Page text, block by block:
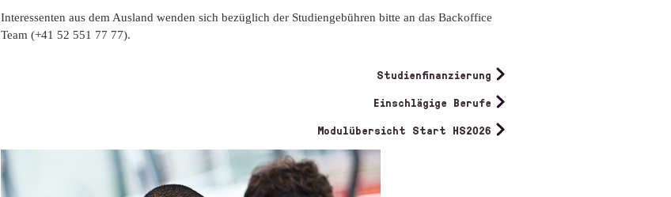
Interessenten aus dem Ausland wenden sich bezüglich der Studiengebühren bitte an das Backoffice
Team (+41 52 551 77 77).
Studienfinanzierung
Einschlägige Berufe
Modulübersicht Start HS2026